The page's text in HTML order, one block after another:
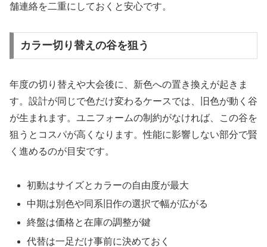
舗連絡を二重にしておくと安心です。
カラー切り替えの谷を狙う
年度の切り替えや大会後に、新色への置き換えが起きま
す。設計が同じで色だけ変わるケースでは、旧色が動く谷
が生まれます。ユニフォームの制約がなければ、この谷を
狙うとコスパが高くなります。性能に影響しない部分で賢
く進めるのが目安です。
初動はサイズとカラーの自由度が最大
中期は別色や同系旧作の選択で幅が広がる
終盤は価格と在庫の調整が鍵
代替は一足だけ事前に決めておく